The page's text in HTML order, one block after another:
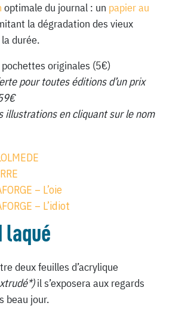
optimale du journal : un papier au
la dégradation des vieux
durée.
originales (5€)
pour toutes éditions d’un prix
illustrations en cliquant sur le nom
– L’oie
– L’idiot
laqué
deux feuilles d’acrylique
il s’exposera aux regards
beau jour.